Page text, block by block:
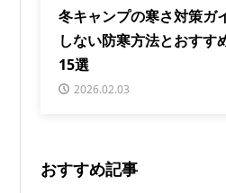
冬キャンプの寒さ対策ガ
しない防寒方法とおすす
15選
2026.02.03
おすすめ記事